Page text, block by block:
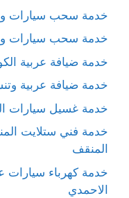
خدمة سحب سيارات
خدمة سحب سيارات
خدمة ضيافة عربية الكويت 66875552
خدمة ضيافة عربية
خدمة غسيل سيارات
خدمة فني ستلايت
المنقف
خدمة كهرباء سيارات
الاحمدي